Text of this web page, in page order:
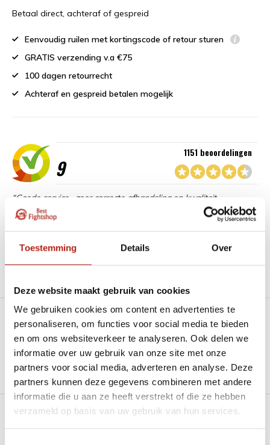
Toestemming Details Over
Deze website maakt gebruik van cookies
We gebruiken cookies om content en advertenties te
personaliseren, om functies voor social media te bieden
en om ons websiteverkeer te analyseren. Ook delen we
informatie over uw gebruik van onze site met onze
partners voor social media, adverteren en analyse. Deze
partners kunnen deze gegevens combineren met andere
informatie die u aan ze heeft verstrekt of die ze hebben
verzameld op basis van uw gebruik van hun services.
Betaal direct, achteraf of gespreid
Eenvoudig ruilen met kortingscode of retour sturen
GRATIS verzending v.a €75
100 dagen retourrecht
Achteraf en gespreid betalen mogelijk
9
1151 beoordelingen
“Goede service , zeer correcte afhandeling en kwaliteit
materiaal.”
Heb je een vraag over dit product?
Stel je vraag in de Chat voor een snel antwoord 24/7
Stel je vraag
Groot aantal nodig?